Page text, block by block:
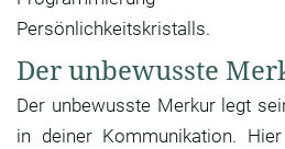
Persönlichkeitskristalls.
Der unbewusste
Der unbewusste Merkur legt
in deiner Kommunikation.